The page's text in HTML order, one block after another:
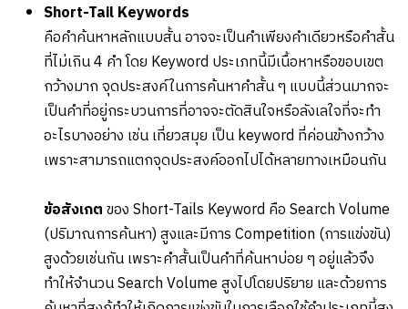
Short-Tail Keywords
คือคำค้นหาหลักแบบสั้น อาจจะเป็นคำเพียงคำเดียวหรือคำสั้น
ที่ไม่เกิน 4 คำ โดย Keyword ประเภทนี้มีเนื้อหาหรือขอบเขต
กว้างมาก จุดประสงค์ในการค้นหาคำสั้น ๆ แบบนี้ส่วนมากจะ
เป็นคำที่อยู่กระบวนการที่อาจจะตัดสินใจหรือลังเลใจที่จะทำ
อะไรบางอย่าง เช่น เที่ยวสมุย เป็น keyword ที่ค่อนข้างกว้าง
เพราะสามารถแตกจุดประสงค์ออกไปได้หลายทางเหมือนกัน
ข้อสังเกตของ Short-Tails Keyword คือ Search Volume
(ปริมาณการค้นหา) สูงและมีการ Competition (การแข่งขัน)
สูงด้วยเช่นกัน เพราะคำสั้นเป็นคำที่ค้นหาบ่อย ๆ อยู่แล้วจึง
ทำให้จำนวน Search Volume สูงไปโดยปริยาย และด้วยการ